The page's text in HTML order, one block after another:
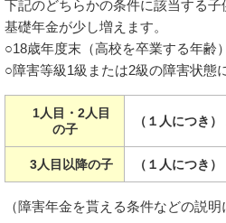
下記のどちらかの条件に該当する
基礎年金が少し増えます。
○18歳年度末（高校を卒業する年齢
○障害等級1級または2級の障害状態
1人目・2人目
の子
（１人につき
3人目以降の子 （１人につき
（障害年金を貰える条件などの説